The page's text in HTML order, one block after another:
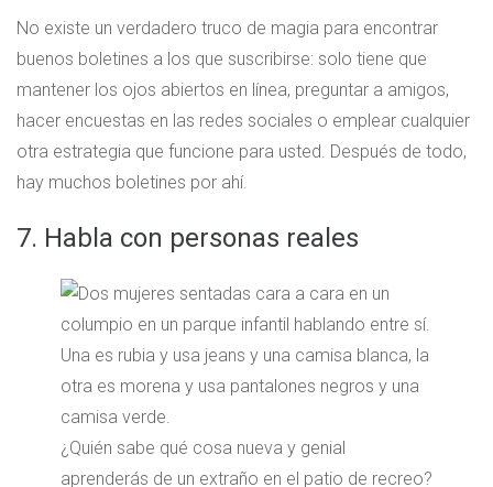
No existe un verdadero truco de magia para encontrar
buenos boletines a los que suscribirse: solo tiene que
mantener los ojos abiertos en línea, preguntar a amigos,
hacer encuestas en las redes sociales o emplear cualquier
otra estrategia que funcione para usted. Después de todo,
hay muchos boletines por ahí.
7. Habla con personas reales
¿Quién sabe qué cosa nueva y genial
aprenderás de un extraño en el patio de recreo?